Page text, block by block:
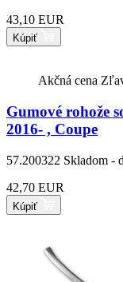
43,10 EUR
Kúpiť
Akčná cena
Gumové rohože
2016- , Coupe
57.200322 Skladom -
42,70 EUR
Kúpiť